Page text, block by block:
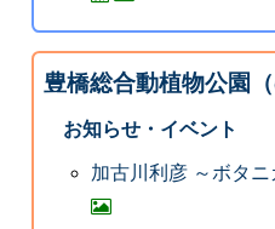
豊橋総合動植物公園（
お知らせ・イベント
加古川利彦 ～ボタ